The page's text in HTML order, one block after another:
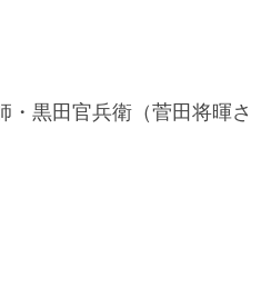
黒田官兵衛（菅田将暉さ